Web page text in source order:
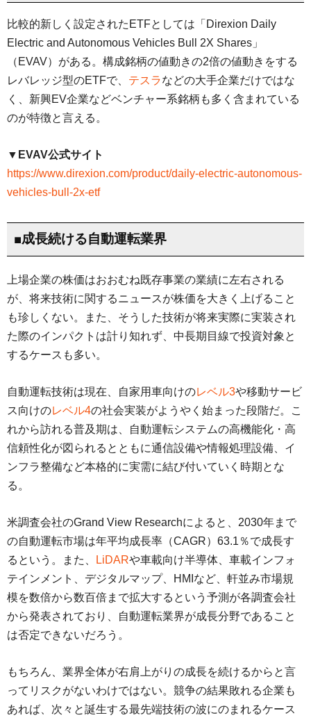
比較的新しく設定されたETFとしては「Direxion Daily
Electric and Autonomous Vehicles Bull 2X Shares」
（EVAV）がある。構成銘柄の値動きの2倍の値動きをする
レバレッジ型のETFで、 テスラなどの大手企業だけではな
く、新興EV企業などベンチャー系銘柄も多く含まれている
のが特徴と言える。
▼EVAV公式サイト
https://www.direxion.com/product/daily-electric-autonomous-
vehicles-bull-2x-etf
■成長続ける自動運転業界
上場企業の株価はおおむね既存事業の業績に左右される
が、将来技術に関するニュースが株価を大きく上げること
も珍しくない。また、そうした技術が将来実際に実装され
た際のインパクトは計り知れず、中長期目線で投資対象と
するケースも多い。
自動運転技術は現在、自家用車向けのレベル3や移動サービ
ス向けのレベル4の社会実装がようやく始まった段階だ。こ
れから訪れる普及期は、自動運転システムの高機能化・高
信頼性化が図られるとともに通信設備や情報処理設備、イ
ンフラ整備など本格的に実需に結び付いていく時期とな
る。
米調査会社のGrand View Researchによると、2030年まで
の自動運転市場は年平均成長率（CAGR）63.1％で成長す
るという。また、
LiDARや車載向け半導体、車載インフォ
テインメント、デジタルマップ、HMIなど、軒並み市場規
模を数倍から数百倍まで拡大するという予測が各調査会社
から発表されており、自動運転業界が成長分野であること
は否定できないだろう。
もちろん、業界全体が右肩上がりの成長を続けるからと言
ってリスクがないわけではない。競争の結果敗れる企業も
あれば、次々と誕生する最先端技術の波にのまれるケース